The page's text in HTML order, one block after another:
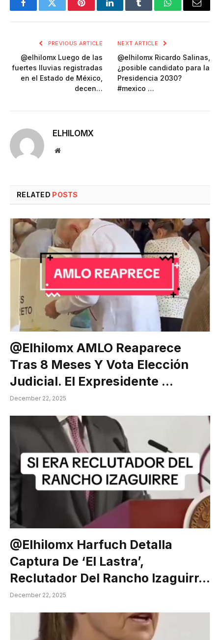
FacebookTwitter PinterestLinkedInTumblr WhatsAppEmail
PREVIOUS ARTICLE
@elhilomx Luego de las
fuertes lluvias registradas
en el Estado de México,
decen…
NEXT ARTICLE
@elhilomx Ricardo Salinas,
¿posible candidato para la
Presidencia 2030?
#mexico …
ELHILOMX
Website
RELATED POSTS
@elhilomx AMLO Reaparece
Tras 8 Meses Y Vota Elección
Judicial. El Expresidente …
December 22, 2025
@elhilomx Harfuch Detalla
Captura De ‘El Lastra’,
Reclutador Del Rancho Izaguirr…
December 22, 2025